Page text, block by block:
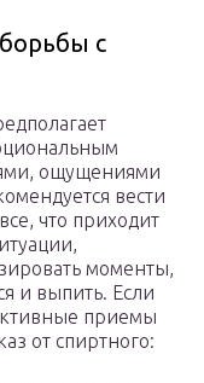
с
ощущениями
вести
что приходит
моменты,
и выпить. Если
приемы
от спиртного: